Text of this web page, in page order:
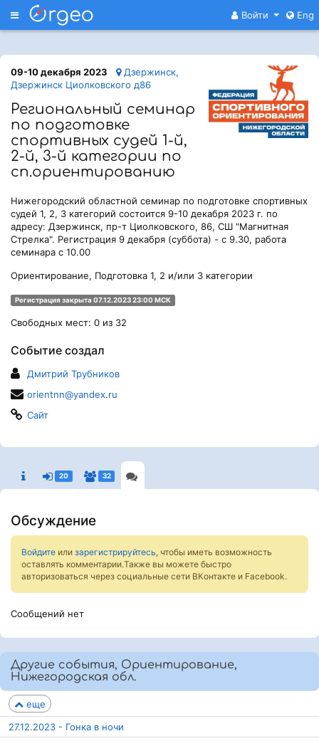
Меню Войти Eng
09-10 декабря 2023
Дзержинск,
Дзержинск Циолковского д86
Региональный семинар
по подготовке
спортивных судей 1-й,
2-й, 3-й категории по
сп.ориентированию
Нижегородский областной семинар по подготовке спортивных
судей 1, 2, 3 категорий состоится 9-10 декабря 2023 г. по
адресу: Дзержинск, пр-т Циолковского, 86, СШ "Магнитная
Стрелка". Регистрация 9 декабря (суббота) - с 9.30, работа
семинара с 10.00
Ориентирование, Подготовка 1, 2 и/или 3 категории
Регистрация закрыта 07.12.2023 23:00 МСК
Свободных мест: 0 из 32
Событие создал
Дмитрий Трубников
orientnn@yandex.ru
Сайт
20 32
Обсуждение
Войдите или зарегистрируйтесь, чтобы иметь возможность
оставлять комментарии.Также вы можете быстро
авторизоваться через социальные сети ВКонтакте и Facebook.
Сообщений нет
Другие события, Ориентирование,
Нижегородская обл.
еще
27.12.2023 - Гонка в ночи